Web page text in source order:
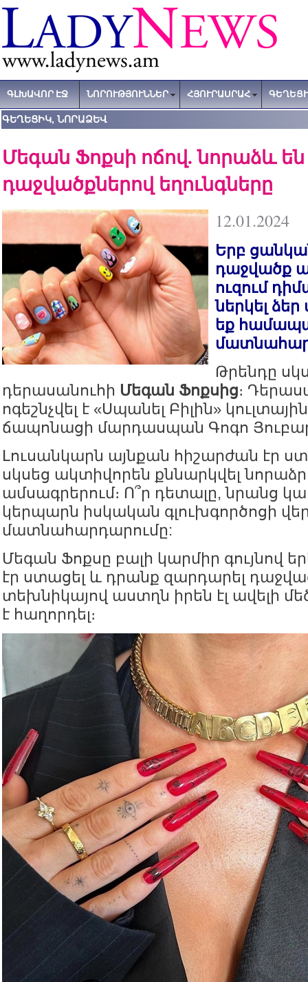
ԳԼԽԱՎՈՐ ԷՋ ՆՈՐՈՒԹՅՈՒՆՆԵՐ ՀՅՈՒՐԱՍՐԱՀ
ԳԵՂԵՑԻԿ, ՆՈՐԱՁԵՎ
Մեգան Ֆոքսի ոճով. նորաձև են
դաջվածքներով եղունգները
12.01.2024
Երբ
դաջվածք
ուզում
ներկել
եք
Թրենդը
դերասանուհի Մեգան Ֆոքսից։
ոգեշնչվել է «Սպանել Բիլին»
ճապոնացի մարդասպան Գոգո
Լուսանկարն այնքան հիշարժան էր
սկսեց ակտիվորեն քննարկվել
ամսագրերում։ Ո՞ր դետալը, նրանց
կերպարն իսկական գլուխգործոցի
մատնահարդարումը:
Մեգան Ֆոքսը բալի կարմիր գույնով
էր ստացել և դրանք զարդարել
տեխնիկայով աստղն իրեն էլ ավելի
է հաղորդել։